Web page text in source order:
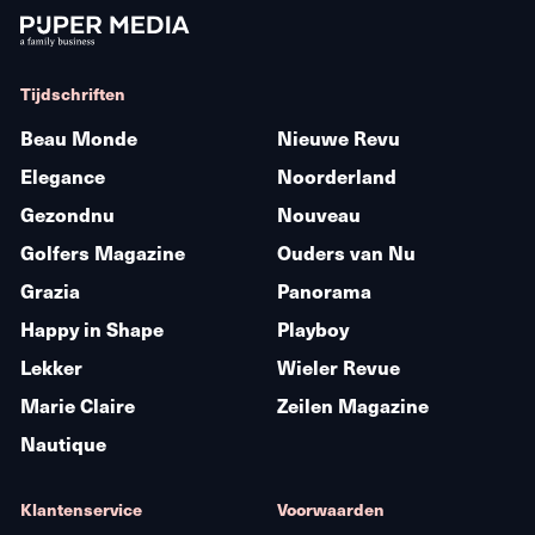
Tijdschriften
Beau Monde
Elegance
Gezondnu
Golfers Magazine
Grazia
Happy in Shape
Lekker
Marie Claire
Nautique
Nieuwe Revu
Noorderland
Nouveau
Ouders van Nu
Panorama
Playboy
Wieler Revue
Zeilen Magazine
Klantenservice Voorwaarden